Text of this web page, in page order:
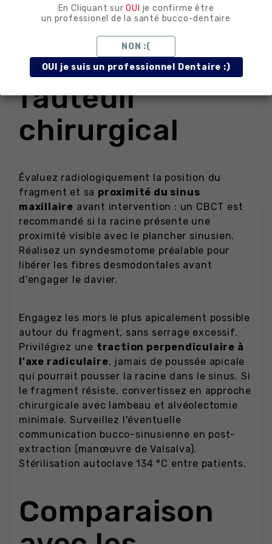
Conseils
d'utilisation au
fauteuil
chirurgical
Évaluez radiologiquement la position du
fragment et sa proximité du sinus
maxillaire avant intervention : un CBCT est
recommandé si la racine présente une
proximité visible avec le plancher sinusien.
Réalisez un syndesmotome préalable pour
libérer les fibres desmodontales avant
d'engager le davier.
Engagez les mors le plus apicalement possible
autour du fragment, sans serrage excessif.
Privilégiez une traction perpendiculaire à
l'axe radiculaire, jamais de poussée apicale
qui pourrait pousser la racine dans le sinus. Si
le fragment résiste, convertissez en approche
chirurgicale avec lambeau et alvéolectomie
minimale. Surveillez l'éventuelle
communication bucco-sinusienne en post-
extraction (manœuvre de Valsalva).
Stérilisation autoclave 134 °C entre patients.
Comparaison
En Cliquant surOUI je confirme être
un professionel de la santé bucco-dentaire
NON :(
OUI je suis un professionnel Dentaire :)